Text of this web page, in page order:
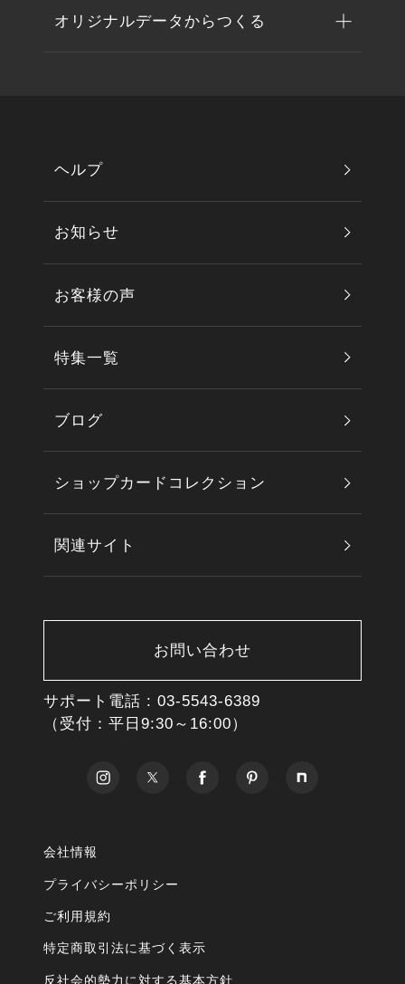
オリジナルデータからつくる
ヘルプ
お知らせ
お客様の声
特集一覧
ブログ
ショップカードコレクション
関連サイト
お問い合わせ
サポート電話 : 03-5543-6389
（受付：平日9:30～16:00）
会社情報
プライバシーポリシー
ご利用規約
特定商取引法に基づく表示
反社会的勢力に対する基本方針